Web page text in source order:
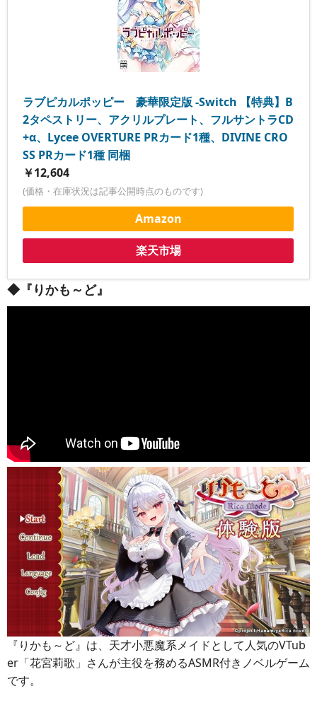
ラブピカルポッピー 豪華限定版 -Switch 【特典】B
2タペストリー、アクリルプレート、フルサントラCD
+α、Lycee OVERTURE PRカード1種、DIVINE CRO
SS PRカード1種 同梱
￥12,604
(価格・在庫状況は記事公開時点のものです)
Amazon
楽天市場
◆『りかも～ど』
『りかも～ど』は、天才小悪魔系メイドとして人気のVTub
er「花宮莉歌」さんが主役を務めるASMR付きノベルゲーム
です。